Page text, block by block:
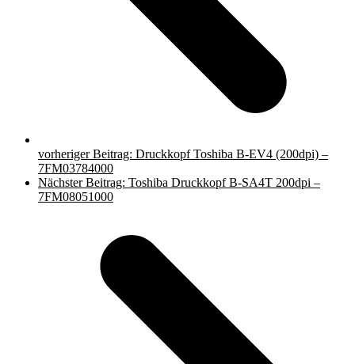
vorheriger Beitrag: Druckkopf Toshiba B-EV4 (200dpi) –
7FM03784000
Nächster Beitrag: Toshiba Druckkopf B-SA4T 200dpi –
7FM08051000